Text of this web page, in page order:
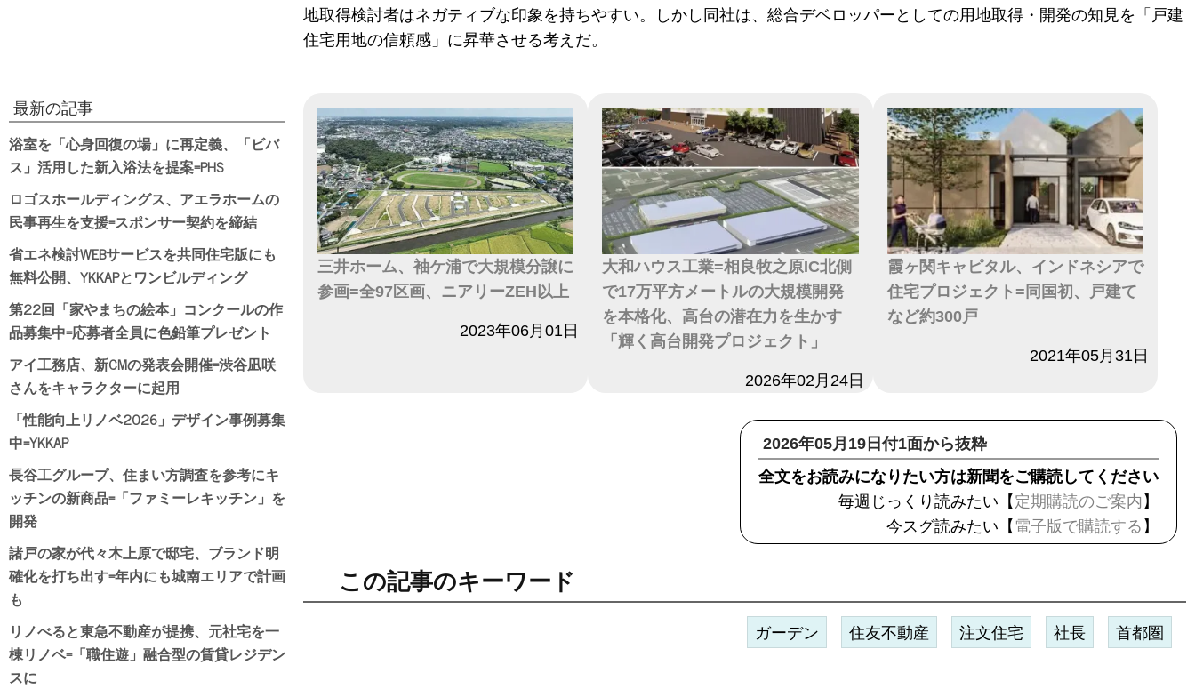
地取得検討者はネガティブな印象を持ちやすい。しかし同社は、総合デベロッパーとしての用地取得・開発の知見を「戸建
住宅用地の信頼感」に昇華させる考えだ。
三井ホーム、袖ケ浦で大規模分譲に
参画=全97区画、ニアリーZEH以上
2023年06月01日
大和ハウス工業=相良牧之原IC北側
で17万平方メートルの大規模開発
を本格化、高台の潜在力を生かす
「輝く高台開発プロジェクト」
2026年02月24日
霞ヶ関キャピタル、インドネシアで
住宅プロジェクト=同国初、戸建て
など約300戸
2021年05月31日
2026年05月19日付1面から抜粋
全文をお読みになりたい方は新聞をご購読してください
毎週じっくり読みたい【 定期購読のご案内 】
今スグ読みたい【 電子版で購読する 】
この記事のキーワード
ガーデン 住友不動産 注文住宅 社長 首都圏
最新の記事
浴室を「心身回復の場」に再定義、「ビバ
ス」活用した新入浴法を提案=PHS
ロゴスホールディングス、アエラホームの
民事再生を支援=スポンサー契約を締結
省エネ検討WEBサービスを共同住宅版にも
無料公開、YKKAPとワンビルディング
第22回「家やまちの絵本」コンクールの作
品募集中=応募者全員に色鉛筆プレゼント
アイ工務店、新CMの発表会開催=渋谷凪咲
さんをキャラクターに起用
「性能向上リノベ2026」デザイン事例募集
中=YKKAP
長谷工グループ、住まい方調査を参考にキ
ッチンの新商品=「ファミーレキッチン」を
開発
諸戸の家が代々木上原で邸宅、ブランド明
確化を打ち出す=年内にも城南エリアで計画
も
リノべると東急不動産が提携、元社宅を一
棟リノベ=「職住遊」融合型の賃貸レジデン
スに